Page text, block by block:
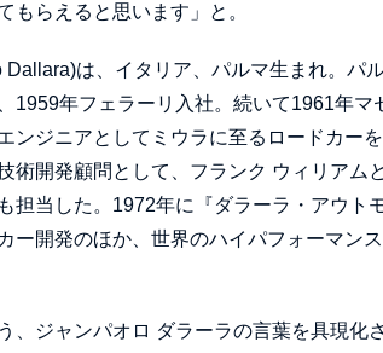
もらえると思います」と。
は、イタリア、パルマ生まれ。パ
1959年フェラーリ入社。続いて1961年
ンジニアとしてミウラに至るロードカー
術開発顧問として、フランク ウィリアム
担当した。1972年に『ダラーラ・アウト
ー開発のほか、世界のハイパフォーマン
、ジャンパオロ ダラーラの言葉を具現